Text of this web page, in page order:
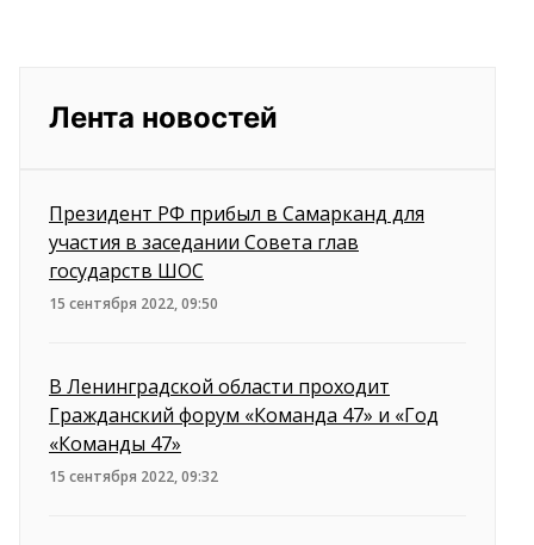
Лента новостей
Президент РФ прибыл в Самарканд для
участия в заседании Совета глав
государств ШОС
15 сентября 2022, 09:50
В Ленинградской области проходит
Гражданский форум «Команда 47» и «Год
«Команды 47»
15 сентября 2022, 09:32